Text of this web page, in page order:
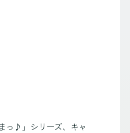
っ♪」シリーズ、キャ